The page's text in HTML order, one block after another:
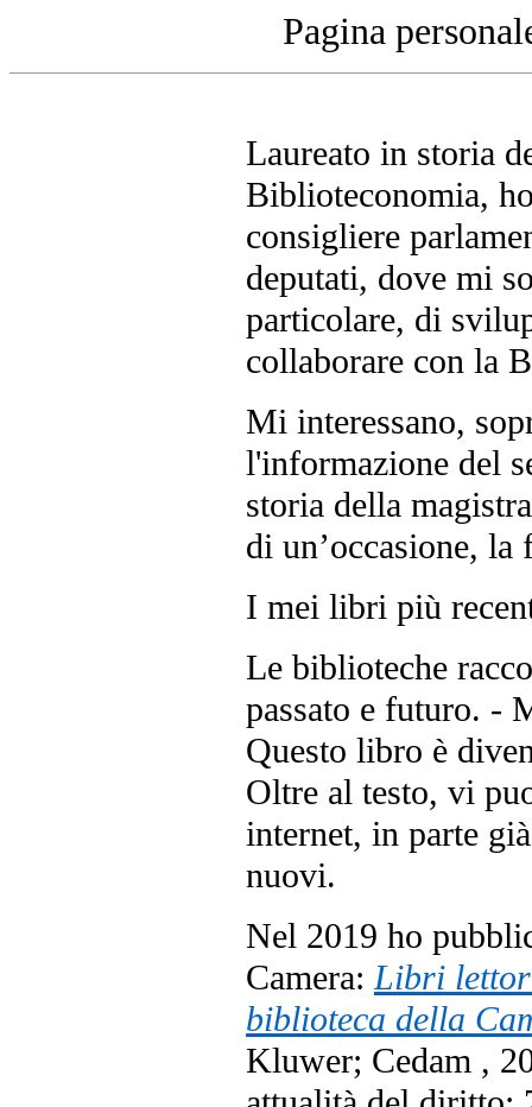
Pagina
Laureato in storia
Biblioteconomia,
consigliere
deputati, dove mi
particolare, di
collaborare con la
Mi interessano,
l'informazione del
storia della
di un’occasione,
I mei libri più
Le biblioteche
passato e futuro. -
Questo libro è
Oltre al testo, vi
internet, in parte
nuovi.
Nel 2019 ho
Camera:Libri
biblioteca della
Kluwer; Cedam ,